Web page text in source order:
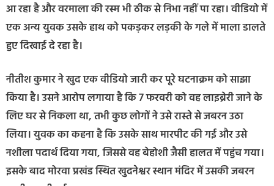
आ रहा है और वरमाला की रस्म भी ठीक से निभा नहीं पा रहा। वीडियो में
एक अन्य युवक उसके हाथ को पकड़कर लड़की के गले में माला डालते
हुए दिखाई दे रहा है।
नीतीश कुमार ने खुद एक वीडियो जारी कर पूरे घटनाक्रम को साझा
किया है। उसने आरोप लगाया है कि 7 फरवरी को वह लाइब्रेरी जाने के
लिए घर से निकला था, तभी कुछ लोगों ने उसे रास्ते से जबरन उठा
लिया। युवक का कहना है कि उसके साथ मारपीट की गई और उसे
नशीला पदार्थ दिया गया, जिससे वह बेहोशी जैसी हालत में पहुंच गया।
इसके बाद मोरवा प्रखंड स्थित खुदनेश्वर स्थान मंदिर में उसकी जबरन